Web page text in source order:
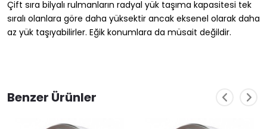
Çift sıra bilyalı rulmanların radyal yük taşıma kapasitesi tek
sıralı olanlara göre daha yüksektir ancak eksenel olarak daha
az yük taşıyabilirler. Eğik konumlara da müsait değildir.
Benzer Ürünler